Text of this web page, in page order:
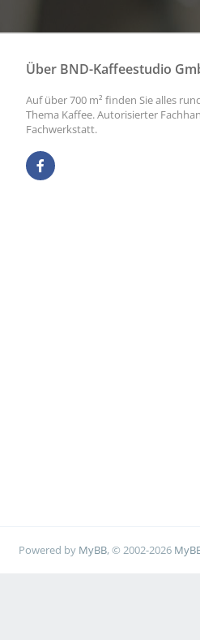
Über BND-Kaffeestudio
Auf über 700 m² finden Sie alles
Thema Kaffee. Autorisierter
Fachwerkstatt.
Powered by MyBB, © 2002-2026